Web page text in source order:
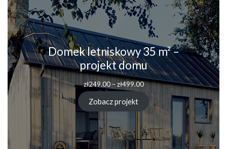
Domek letniskowy 35 m² –
projekt domu
zł249.00 – zł499.00
Zobacz projekt